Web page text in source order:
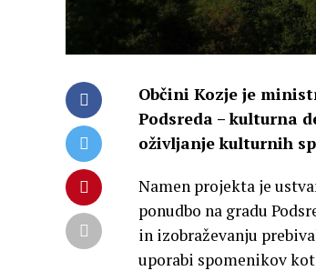
Občini Kozje je
Podsreda – kulturna
oživljanje kulturnih
Namen projekta je
ponudbo na gradu
in izobraževanju
uporabi spomenikov